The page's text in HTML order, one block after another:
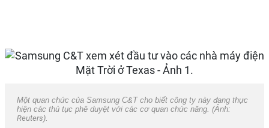
Một quan chức của Samsung C&T cho biết công ty này đang thực
hiện các thủ tục phê duyệt với các cơ quan chức năng. (Ảnh:
Reuters).